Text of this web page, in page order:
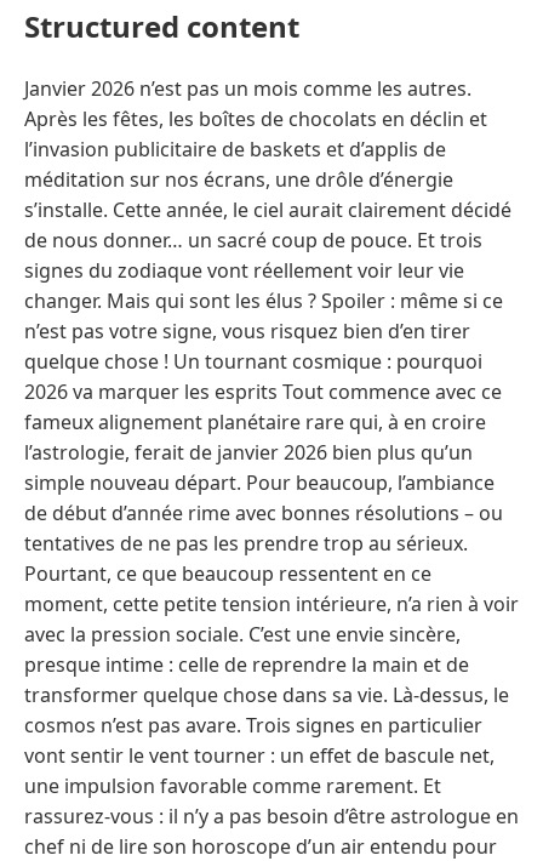
Structured content
Janvier 2026 n’est pas un mois comme les autres.
Après les fêtes, les boîtes de chocolats en déclin et
l’invasion publicitaire de baskets et d’applis de
méditation sur nos écrans, une drôle d’énergie
s’installe. Cette année, le ciel aurait clairement décidé
de nous donner… un sacré coup de pouce. Et trois
signes du zodiaque vont réellement voir leur vie
changer. Mais qui sont les élus ? Spoiler : même si ce
n’est pas votre signe, vous risquez bien d’en tirer
quelque chose ! Un tournant cosmique : pourquoi
2026 va marquer les esprits Tout commence avec ce
fameux alignement planétaire rare qui, à en croire
l’astrologie, ferait de janvier 2026 bien plus qu’un
simple nouveau départ. Pour beaucoup, l’ambiance
de début d’année rime avec bonnes résolutions – ou
tentatives de ne pas les prendre trop au sérieux.
Pourtant, ce que beaucoup ressentent en ce
moment, cette petite tension intérieure, n’a rien à voir
avec la pression sociale. C’est une envie sincère,
presque intime : celle de reprendre la main et de
transformer quelque chose dans sa vie. Là-dessus, le
cosmos n’est pas avare. Trois signes en particulier
vont sentir le vent tourner : un effet de bascule net,
une impulsion favorable comme rarement. Et
rassurez-vous : il n’y a pas besoin d’être astrologue en
chef ni de lire son horoscope d’un air entendu pour